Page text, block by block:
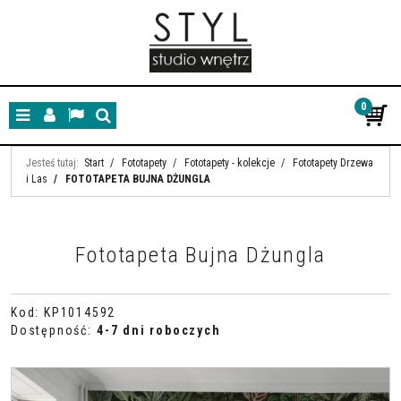
MenuPanelLangSzukaj
0
Jesteś tutaj: Start / Fototapety / Fototapety - kolekcje /
Fototapety Drzewa
i Las / FOTOTAPETA BUJNA DŻUNGLA
Fototapeta Bujna Dżungla
Kod :
KP1014592
Dostępność: 4-7 dni roboczych